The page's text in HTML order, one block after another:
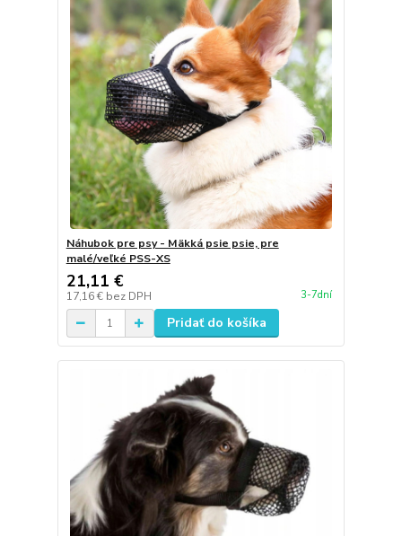
Náhubok pre psy - Mäkká psie psie, pre
malé/veľké PSS-XS
21,11 €
17,16 € bez DPH 3-7dní
Pridať do košíka